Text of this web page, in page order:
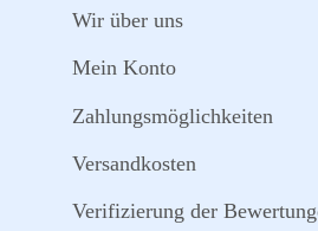
Wir über uns
Mein Konto
Zahlungsmöglichkeiten
Versandkosten
Verifizierung der